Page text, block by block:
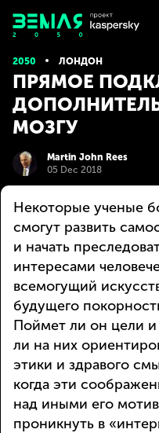
2050 ЛОНДОН
ПРЯМОЕ
МОЗГУ
Martin John Rees
05 Dec 2018
Некоторые ученые
смогут развить
и начать
интересами
всемогущий
будущего
Поймет ли он цели и
ли на них
этики и здравого
когда эти
над иными его
проникнуть в